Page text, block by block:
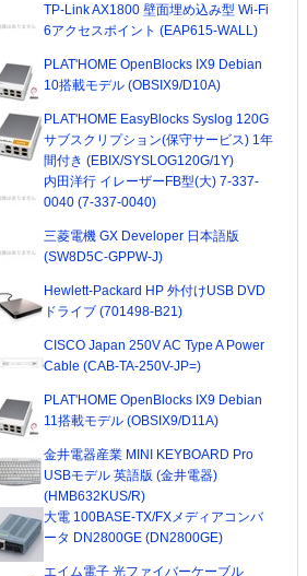
TP-Link AX1800 壁面埋め込み型 Wi-Fi
6アクセスポイント (EAP615-WALL)
PLAT'HOME OpenBlocks IX9 Debian
10搭載モデル (OBSIX9/D10A)
PLAT'HOME EasyBlocks Syslog 120G
サブスクリプション(保守サービス) 1年
間付き (EBIX/SYSLOG120G/1Y)
内田洋行 イレーザーFB型(大) 7-337-
0040 (7-337-0040)
三菱電機 GX Developer 日本語版
(SW8D5C-GPPW-J)
Hewlett-Packard HP 外付けUSB DVD
ドライブ (701498-B21)
CISCO Japan 250V AC Type A Power
Cable (CAB-TA-250V-JP=)
PLAT'HOME OpenBlocks IX9 Debian
11搭載モデル (OBSIX9/D11A)
金井電器産業 MINI KEYBOARD Pro
USBモデル 英語版 (金井電器)
(HMB632KUS/R)
大電 100BASE-TX/FXメディアコンバ
ータ DN2800GE (DN2800GE)
エイム電子 光ファイバーケーブル